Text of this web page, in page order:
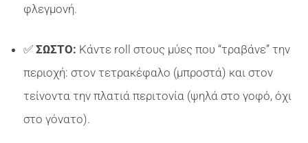
φλεγμονή.
✅ ΣΩΣΤΟ: Κάντε roll στους μύες που “τραβάνε” την
περιοχή: στον τετρακέφαλο (μπροστά) και στον
τείνοντα την πλατιά περιτονία (ψηλά στο γοφό, όχι
στο γόνατο).